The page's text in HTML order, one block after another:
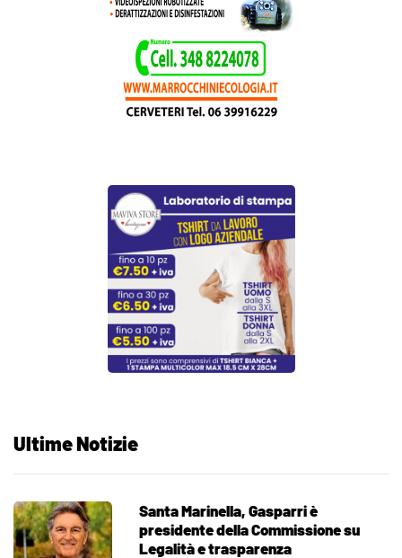
Ultime Notizie
Santa Marinella, Gasparri è
presidente della Commissione su
Legalità e trasparenza